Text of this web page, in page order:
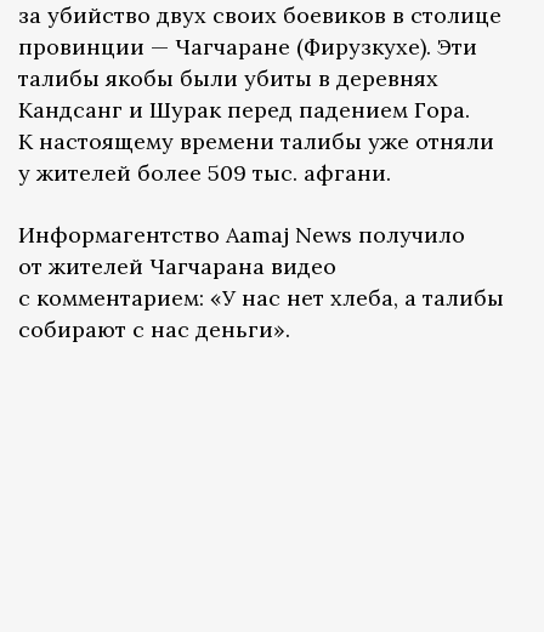
за убийство двух своих боевиков в столице
провинции — Чагчаране (Фирузкухе). Эти
талибы якобы были убиты в деревнях
Кандсанг и Шурак перед падением Гора.
К настоящему времени талибы уже отняли
у жителей более 509 тыс. афгани.
Информагентство Aamaj News получило
от жителей Чагчарана видео
с комментарием: «У нас нет хлеба, а талибы
собирают с нас деньги».